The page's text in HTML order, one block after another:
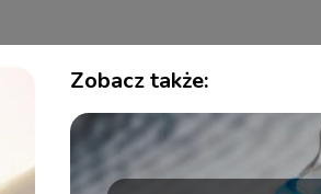
Zobacz także: